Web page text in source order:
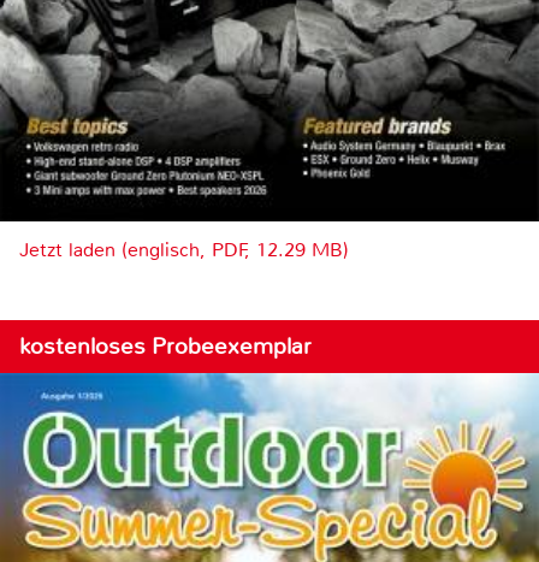
Jetzt laden (englisch, PDF, 12.29 MB)
kostenloses Probeexemplar